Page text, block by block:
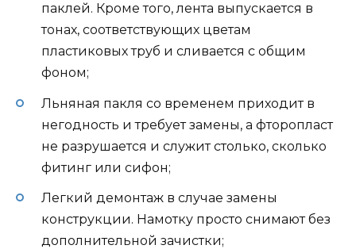
паклей. Кроме того, лента выпускается в
тонах, соответствующих цветам
пластиковых труб и сливается с общим
фоном;
Льняная пакля со временем приходит в
негодность и требует замены, а фторопласт
не разрушается и служит столько, сколько
фитинг или сифон;
Легкий демонтаж в случае замены
конструкции. Намотку просто снимают без
дополнительной зачистки;